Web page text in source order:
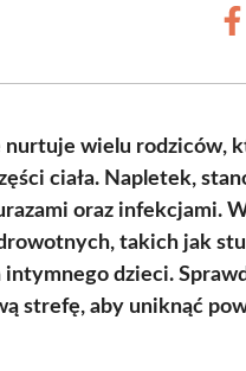
nurtuje wielu rodziców,
ciała. Napletek,
oraz infekcjami.
takich jak
dzieci.
strefę, aby uniknąć